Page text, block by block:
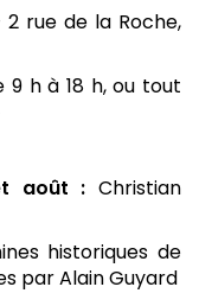
rue de la Roche,
h à 18 h, ou tout
août : Christian
historiques de
par Alain Guyard